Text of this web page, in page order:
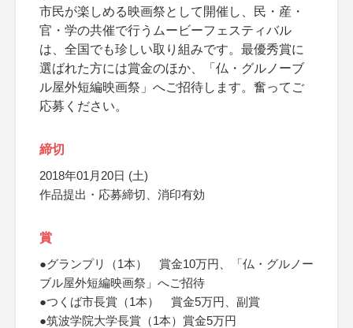
市民が楽しめる映画祭として開催し、民・産・
官・学の共催で行うムービーフェスティバル
は、全国でも珍しい取り組みです。最優秀賞に
選ばれた方には賞金のほか、「仏・グルノーブ
ル屋外短編映画祭」へご招待します。奮ってご
応募ください。
締切
2018年01月20日 (土)
作品提出・応募締切、消印有効
賞
●グランプリ（1本） 賞金10万円、「仏・グルノー
ブル屋外短編映画祭」へご招待
●つくば市長賞（1本） 賞金5万円、副賞
●筑波学院大学長賞（1本）賞金5万円